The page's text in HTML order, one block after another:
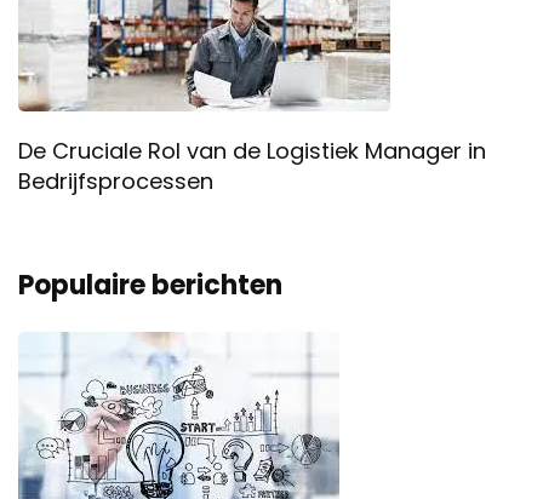
De Cruciale Rol van de Logistiek Manager in
Bedrijfsprocessen
Populaire berichten